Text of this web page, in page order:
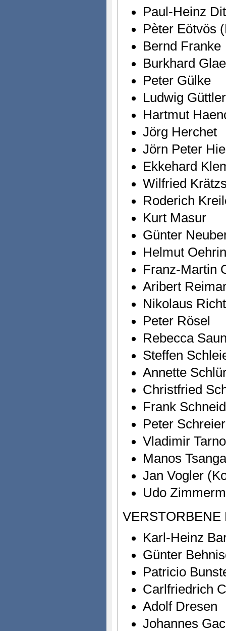
Paul-Heinz
Pèter Eötvös
Bernd Franke
Burkhard
Peter Gülke
Ludwig Güttler
Hartmut
Jörg Herchet
Jörn Peter
Ekkehard
Wilfried
Roderich
Kurt Masur
Günter
Helmut
Franz-Martin
Aribert
Nikolaus
Peter Rösel
Rebecca
Steffen
Annette
Christfried
Frank
Peter Schreier
Vladimir
Manos
Jan Vogler
Udo
VERSTORBENE
Karl-Heinz
Günter
Patricio
Carlfriedrich
Adolf Dresen
Johannes